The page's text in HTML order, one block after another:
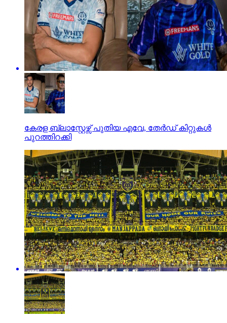
കേരള ബ്ലാസ്റ്റേഴ്സ് പുതിയ എവേ, തേര്‍ഡ് കിറ്റുകള്‍
പുറത്തിറക്കി